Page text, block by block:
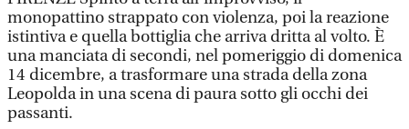
monopattino strappato con violenza, poi la reazione
istintiva e quella bottiglia che arriva dritta al volto. È
una manciata di secondi, nel pomeriggio di domenica
14 dicembre, a trasformare una strada della zona
Leopolda in una scena di paura sotto gli occhi dei
passanti.